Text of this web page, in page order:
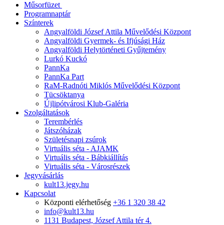
Műsorfüzet
Programnaptár
Színterek
Angyalföldi József Attila Művelődési Központ
Angyalföldi Gyermek- és Ifjúsági Ház
Angyalföldi Helytörténeti Gyűjtemény
Lurkó Kuckó
PannKa
PannKa Part
RaM-Radnóti Miklós Művelődési Központ
Tücsöktanya
Újlipótvárosi Klub-Galéria
Szolgáltatások
Terembérlés
Játszóházak
Születésnapi zsúrok
Virtuális séta - AJAMK
Virtuális séta - Bábkiállítás
Virtuális séta - Városrészek
Jegyvásárlás
kult13.jegy.hu
Kapcsolat
Központi elérhetőség +36 1 320 38 42
info@kult13.hu
1131 Budapest, József Attila tér 4.